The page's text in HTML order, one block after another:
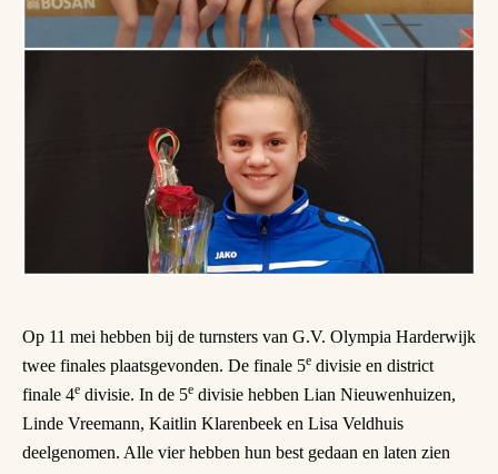
Op 11 mei hebben bij de turnsters van G.V. Olympia Harderwijk
twee finales plaatsgevonden. De finale 5e divisie en district
finale 4e divisie. In de 5e divisie hebben Lian Nieuwenhuizen,
Linde Vreemann, Kaitlin Klarenbeek en Lisa Veldhuis
deelgenomen. Alle vier hebben hun best gedaan en laten zien